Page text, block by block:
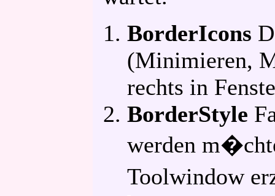
BorderIcons
(Minimieren,
rechts in
BorderStyle
werden
Toolwindow